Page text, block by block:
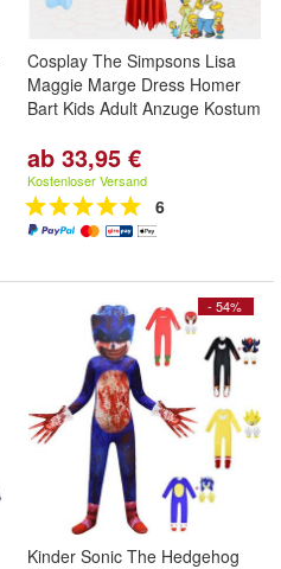
Cosplay The Simpsons Lisa
Maggie Marge Dress Homer
Bart Kids Adult Anzuge Kostum
ab 33,95 €
Kostenloser Versand
6
- 54%
Kinder Sonic The Hedgehog